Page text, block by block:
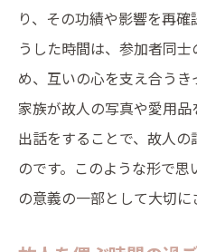
り、その功績や影響を再
うした時間は、参加者同
め、互いの心を支え合うき
家族が故人の写真や愛用
出話をすることで、故人
のです。このような形で
の意義の一部として大切に